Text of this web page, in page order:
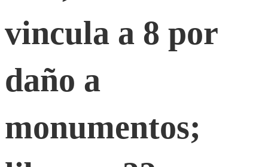
Jalisco
vincula
8
vincula a 8 por
daño a
monumentos;